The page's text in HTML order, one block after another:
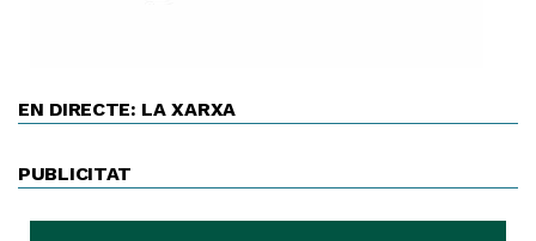
EN DIRECTE: LA XARXA
PUBLICITAT